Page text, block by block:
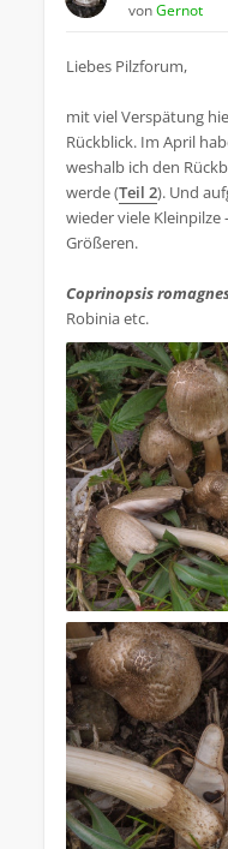
vonGernot
Liebes Pilzforum,
mit viel Verspätung
Rückblick. Im April
weshalb ich den
werde (Teil 2). Und
wieder viele
Größeren.
Coprinopsis
Robinia etc.